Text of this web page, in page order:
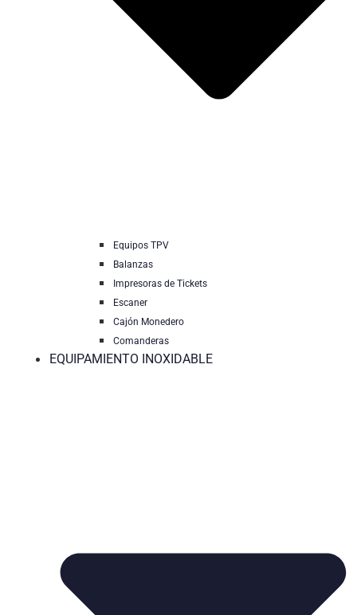
Equipos TPV
Balanzas
Impresoras de Tickets
Escaner
Cajón Monedero
Comanderas
EQUIPAMIENTO INOXIDABLE